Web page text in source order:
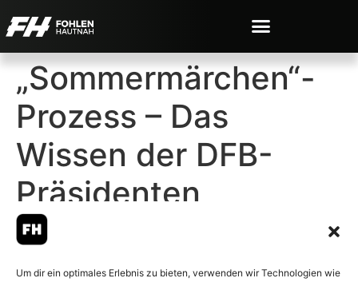
Um dir ein optimales Erlebnis zu bieten, verwenden wir Technologien wie
„Sommermärchen“-
Prozess – Das
Wissen der DFB-
Präsidenten